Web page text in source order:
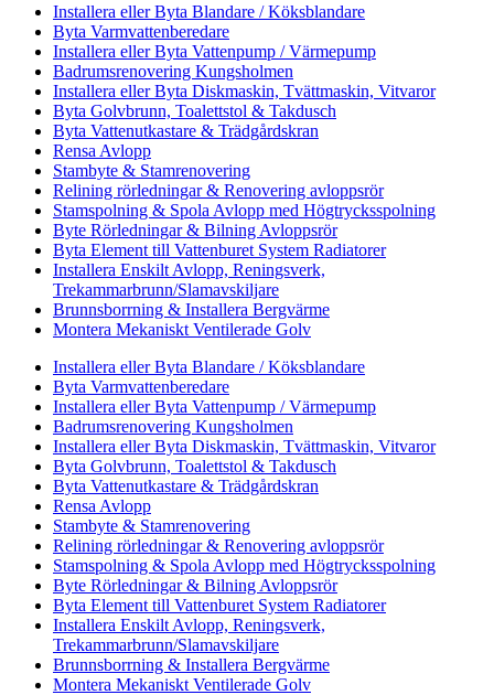
Installera eller Byta Blandare / Köksblandare
Byta Varmvattenberedare
Installera eller Byta Vattenpump / Värmepump
Badrumsrenovering Kungsholmen
Installera eller Byta Diskmaskin, Tvättmaskin, Vitvaror
Byta Golvbrunn, Toalettstol & Takdusch
Byta Vattenutkastare & Trädgårdskran
Rensa Avlopp
Stambyte & Stamrenovering
Relining rörledningar & Renovering avloppsrör
Stamspolning & Spola Avlopp med Högtrycksspolning
Byte Rörledningar & Bilning Avloppsrör
Byta Element till Vattenburet System Radiatorer
Installera Enskilt Avlopp, Reningsverk,
Trekammarbrunn/Slamavskiljare
Brunnsborrning & Installera Bergvärme
Montera Mekaniskt Ventilerade Golv
Installera eller Byta Blandare / Köksblandare
Byta Varmvattenberedare
Installera eller Byta Vattenpump / Värmepump
Badrumsrenovering Kungsholmen
Installera eller Byta Diskmaskin, Tvättmaskin, Vitvaror
Byta Golvbrunn, Toalettstol & Takdusch
Byta Vattenutkastare & Trädgårdskran
Rensa Avlopp
Stambyte & Stamrenovering
Relining rörledningar & Renovering avloppsrör
Stamspolning & Spola Avlopp med Högtrycksspolning
Byte Rörledningar & Bilning Avloppsrör
Byta Element till Vattenburet System Radiatorer
Installera Enskilt Avlopp, Reningsverk,
Trekammarbrunn/Slamavskiljare
Brunnsborrning & Installera Bergvärme
Montera Mekaniskt Ventilerade Golv